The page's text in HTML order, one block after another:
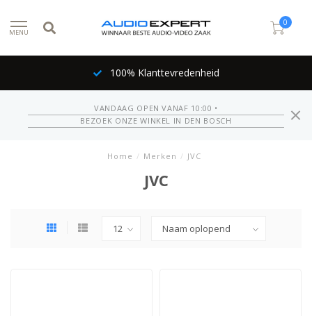
MENU
0
100% Klanttevredenheid
VANDAAG OPEN VANAF 10:00 •
BEZOEK ONZE WINKEL IN DEN BOSCH
Home / Merken / JVC
JVC